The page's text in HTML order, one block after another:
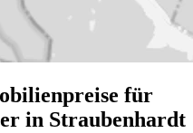
für
in Straubenhardt